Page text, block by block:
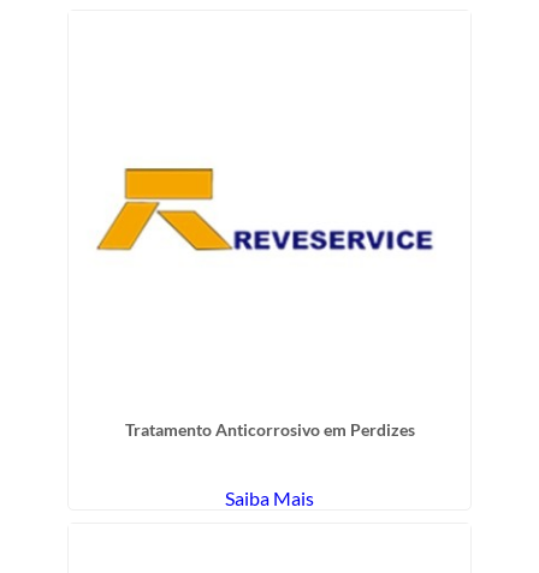
Tratamento Anticorrosivo em Perdizes
Saiba Mais